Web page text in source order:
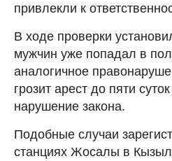
привлекли к
В ходе проверки
мужчин уже попадал в
аналогичное
грозит арест до пяти
нарушение закона.
Подобные случаи
станциях Жосалы в